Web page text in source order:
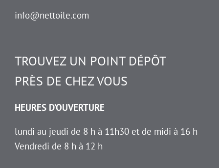
info@nettoile.com
TROUVEZ UN POINT DÉPÔT
PRÈS DE CHEZ VOUS
HEURES D’OUVERTURE
lundi au jeudi de 8 h à 11h30 et de midi à 16 h
Vendredi de 8 h à 12 h